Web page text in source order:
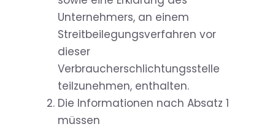
Unternehmers, an einem
Streitbeilegungsverfahren vor
dieser
Verbraucherschlichtungsstelle
teilzunehmen, enthalten.
Die Informationen nach Absatz 1
müssen